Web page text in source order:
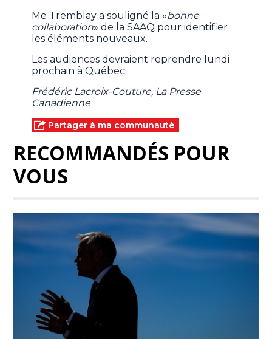
Me Tremblay a souligné la «bonne
collaboration» de la SAAQ pour identifier
les éléments nouveaux.
Les audiences devraient reprendre lundi
prochain à Québec.
Frédéric Lacroix-Couture, La Presse
Canadienne
Partager à ma communauté
RECOMMANDÉS POUR
VOUS